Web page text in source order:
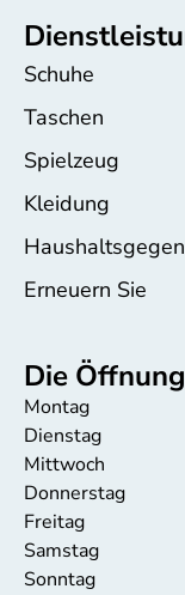
Schuhe
Taschen
Spielzeug
Kleidung
Erneuern Sie
Die
Montag
Dienstag
Mittwoch
Donnerstag
Freitag
Samstag
Sonntag